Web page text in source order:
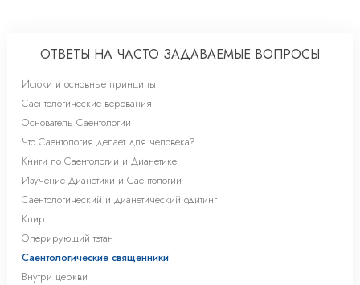
ОТВЕТЫ НА ЧАСТО ЗАДАВАЕМЫЕ ВОПРОСЫ
Истоки и основные принципы
Саентологические верования
Основатель Саентологии
Что Саентология делает для человека?
Книги по Саентологии и Дианетике
Изучение Дианетики и Саентологии
Саентологический и дианетический одитинг
Клир
Оперирующий тэтан
Саентологические священники
Внутри церкви